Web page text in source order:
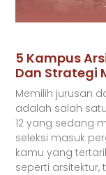
5 Kampus
Dan Strategi
Memilih jurusan
adalah salah
12 yang sedang
seleksi masuk
kamu yang
seperti arsitektur,